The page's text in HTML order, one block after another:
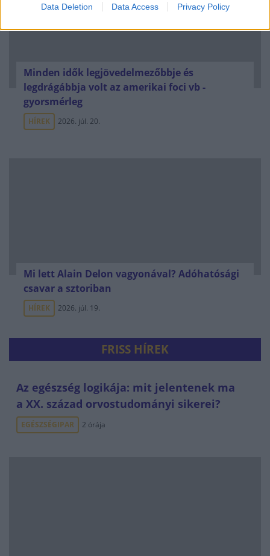
Data Deletion Data Access Privacy Policy
Minden idők legjövedelmezőbbje és
legdrágábbja volt az amerikai foci vb -
gyorsmérleg
HÍREK 2026. júl. 20.
Mi lett Alain Delon vagyonával? Adóhatósági
csavar a sztoriban
HÍREK 2026. júl. 19.
FRISS HÍREK
Az egészség logikája: mit jelentenek ma
a XX. század orvostudományi sikerei?
EGÉSZSÉGIPAR 2 órája